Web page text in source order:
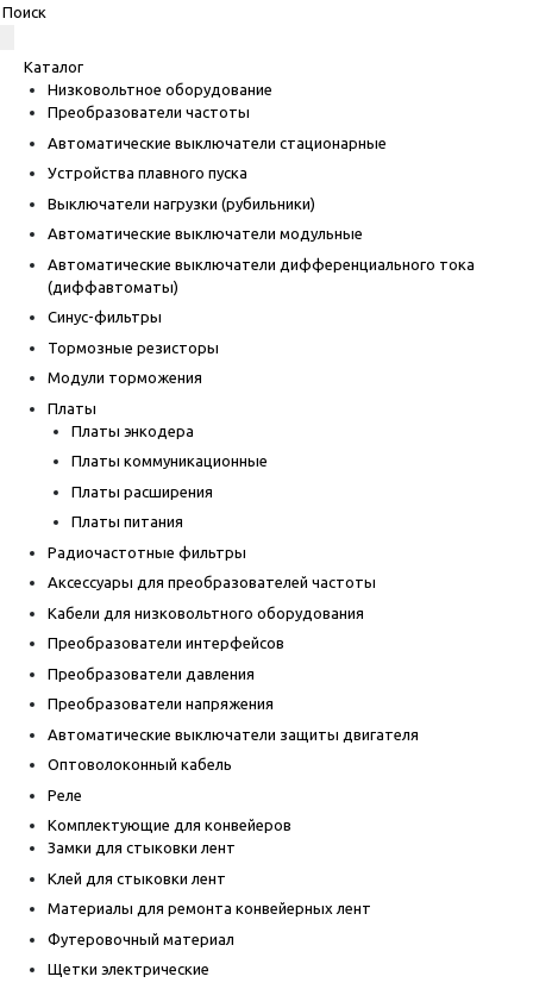
Каталог
Низковольтное оборудование
Преобразователи частоты
Автоматические выключатели стационарные
Устройства плавного пуска
Выключатели нагрузки (рубильники)
Автоматические выключатели модульные
Автоматические выключатели дифференциального тока
(диффавтоматы)
Синус-фильтры
Тормозные резисторы
Модули торможения
Платы
Платы энкодера
Платы коммуникационные
Платы расширения
Платы питания
Радиочастотные фильтры
Аксессуары для преобразователей частоты
Кабели для низковольтного оборудования
Преобразователи интерфейсов
Преобразователи давления
Преобразователи напряжения
Автоматические выключатели защиты двигателя
Оптоволоконный кабель
Реле
Комплектующие для конвейеров
Замки для стыковки лент
Клей для стыковки лент
Материалы для ремонта конвейерных лент
Футеровочный материал
Щетки электрические